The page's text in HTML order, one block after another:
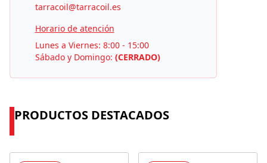
tarracoil@tarracoil.es
Horario de atención
Lunes a Viernes: 8:00 - 15:00
Sábado y Domingo: (CERRADO)
PRODUCTOS DESTACADOS